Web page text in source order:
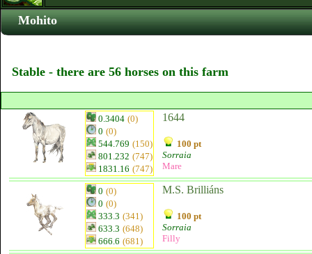
Mohito
Stable - there are 56 horses on this farm
0.3404 (0)
0 (0)
544.769 (150)
801.232 (747)
1831.16 (747)
1644
100 pt
Sorraia
Mare
0 (0)
0 (0)
333.3 (341)
633.3 (648)
666.6 (681)
M.S. Brilliáns
100 pt
Sorraia
Filly